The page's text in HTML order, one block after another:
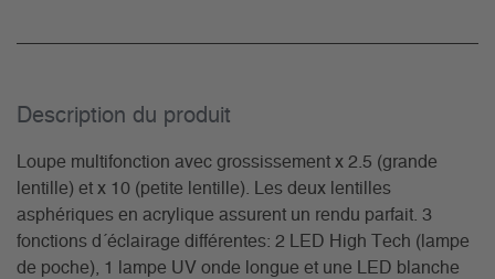
Description du­ produit
Loupe multifonction avec grossissement x 2.5 (grande
lentille) et x 10 (petite lentille). Les deux lentilles
asphériques en acrylique assurent un rendu parfait. 3
fonctions d´éclairage différentes: 2 LED High Tech (lampe
de poche), 1 lampe UV onde longue et une LED blanche